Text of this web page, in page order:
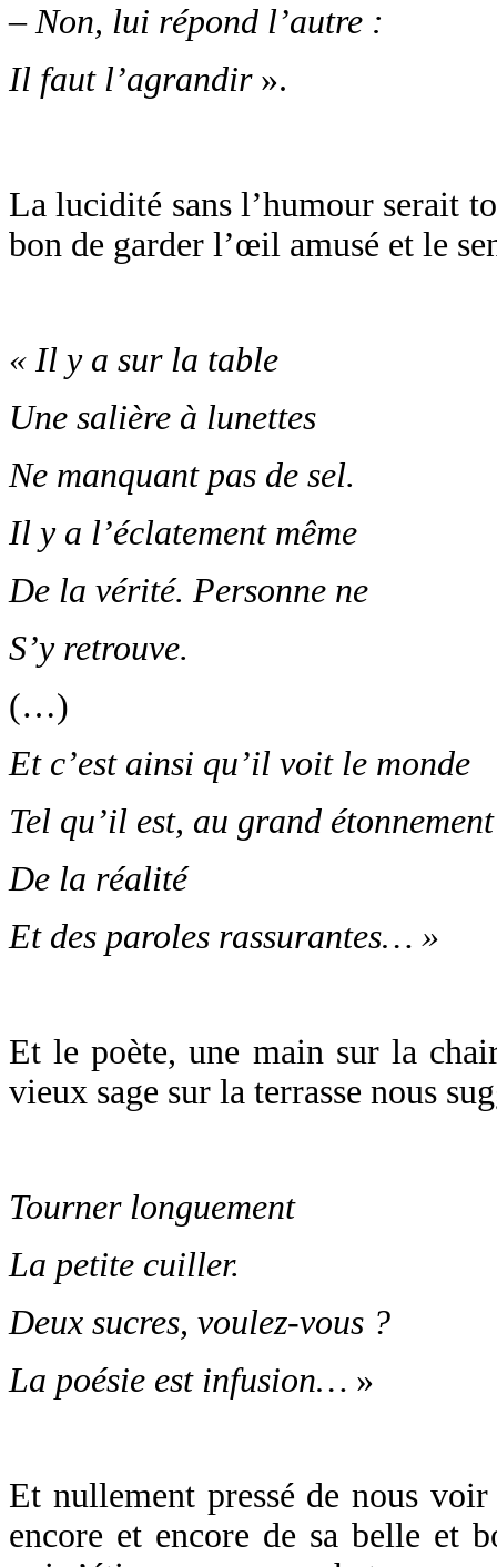
– Non, lui répond l’autre :
Il faut l’agrandir».
La lucidité sans l’humour serait
bon de garder l’œil amusé et le
« Il y a sur la table
Une salière à lunettes
Ne manquant pas de sel.
Il y a l’éclatement même
De la vérité. Personne ne
S’y retrouve.
(…)
Et c’est ainsi qu’il voit le monde
Tel qu’il est, au grand étonnement
De la réalité
Et des paroles rassurantes… »
Et le poète, une main sur la
vieux sage sur la terrasse nous
Tourner longuement
La petite cuiller.
Deux sucres, voulez-vous ?
La poésie est infusion… »
Et nullement pressé de nous
encore et encore de sa belle et